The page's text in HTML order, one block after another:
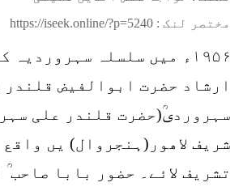
مختصر لنک : https://iseek.online/?p=5240
۱۹۵۶ء میں سلسلہ
ارشاد حضرت ابوالفیض قلندر
سہروردیؒ(حضرت قلندر علی
شریف لاھور(ہنجروال) یں
تشریف لائے۔ حضور بابا صاحب